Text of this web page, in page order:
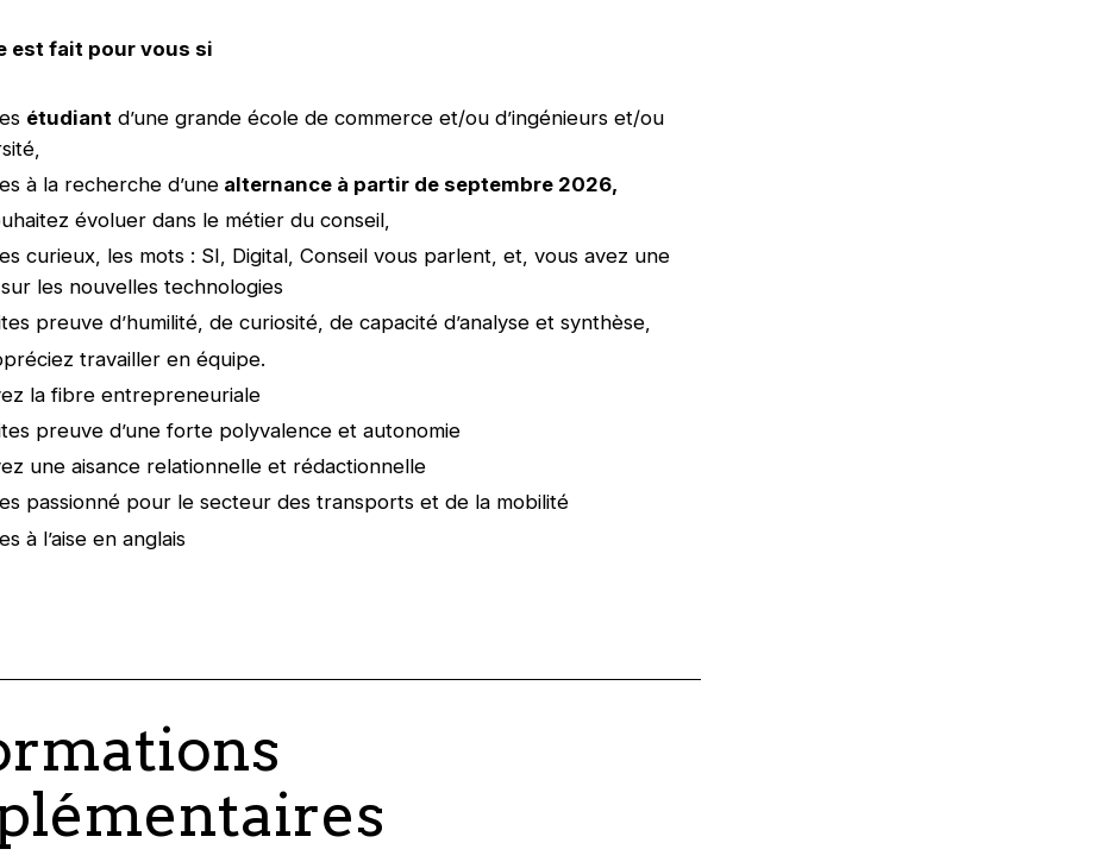
est fait pour vous si
étudiant d’une grande école de commerce et/ou d’ingénieurs et/ou
à la recherche d’une alternance à partir de septembre 2026,
évoluer dans le métier du conseil,
curieux, les mots : SI, Digital, Conseil vous parlent, et, vous avez une
les nouvelles technologies
preuve d’humilité, de curiosité, de capacité d’analyse et synthèse,
travailler en équipe.
la fibre entrepreneuriale
preuve d’une forte polyvalence et autonomie
une aisance relationnelle et rédactionnelle
passionné pour le secteur des transports et de la mobilité
à l’aise en anglais